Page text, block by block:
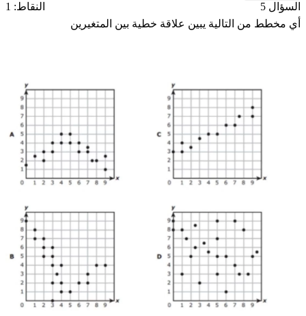
السؤال 5
النقاط: 1
أي مخطط من التالية يبين علاقة خطية بين المتغيرين